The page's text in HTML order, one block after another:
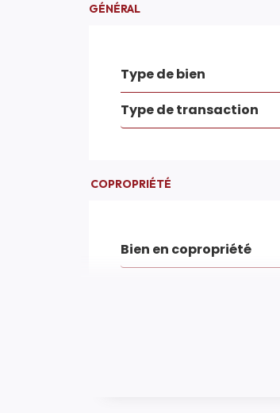
GÉNÉRAL
Type de bien
Type de transaction
COPROPRIÉTÉ
Bien en copropriété